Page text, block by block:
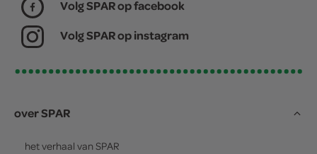
Volg SPAR op facebook
Volg SPAR op instagram
over SPAR
het verhaal van SPAR